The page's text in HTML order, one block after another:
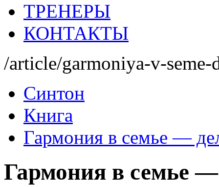
ТРЕНЕРЫ
КОНТАКТЫ
/article/garmoniya-v-seme-
Синтон
Книга
Гармония в семье —
Гармония в семье —